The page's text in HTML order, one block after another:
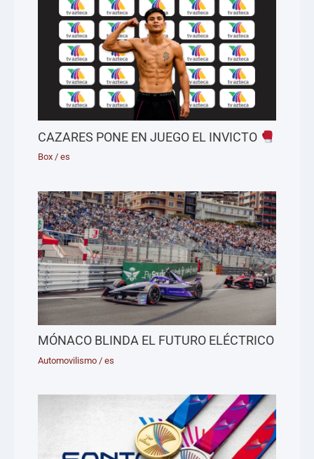
CAZARES PONE EN JUEGO EL INVICTO
Box /es
MÓNACO BLINDA EL FUTURO ELÉCTRICO
Automovilismo /es